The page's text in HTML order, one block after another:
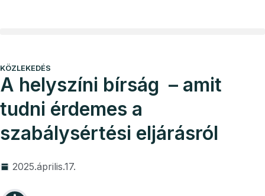
KÖZLEKEDÉS
A helyszíni bírság – amit
tudni érdemes a
szabálysértési eljárásról
2025.április.17.